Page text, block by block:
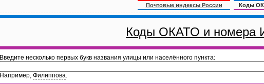
Почтовые индексы России Коды
Коды ОКАТО и номера
Введите несколько первых букв названия улицы или населённого пункта:
Например, Филиппова.